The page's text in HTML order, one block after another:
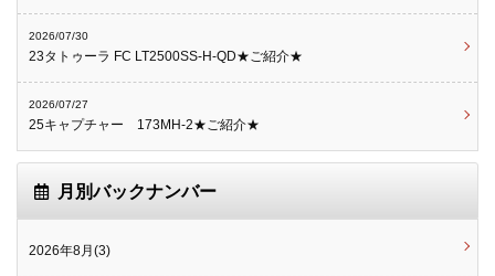
2026/07/30
23タトゥーラ FC LT2500SS-H-QD★ご紹介★
2026/07/27
25キャプチャー 173MH-2★ご紹介★
月別バックナンバー
2026年8月(3)